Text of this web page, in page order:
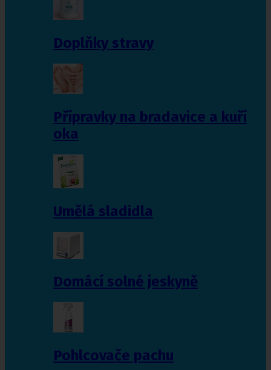
Doplňky stravy
Přípravky na bradavice a kuří
oka
Umělá sladidla
Domácí solné jeskyně
Pohlcovače pachu